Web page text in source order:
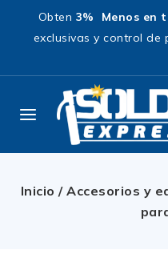
Obten 3% Menos en
exclusivas y control de
Inicio /Accesorios y